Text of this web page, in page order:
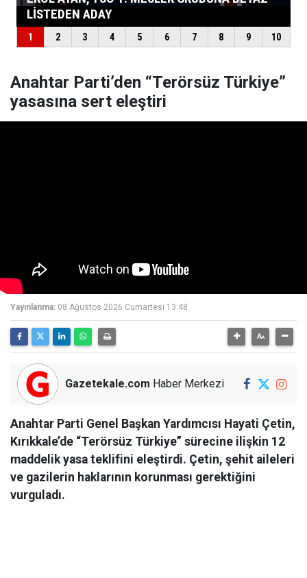
Anahtar Parti’den “Terörsüz Türkiye”
yasasına sert eleştiri
Yayınlanma: 08 Ağustos 2026 Cumartesi 13:48
Gazetekale.com Haber Merkezi
Anahtar Parti Genel Başkan Yardımcısı Hayati Çetin,
Kırıkkale’de “Terörsüz Türkiye” sürecine ilişkin 12
maddelik yasa teklifini eleştirdi. Çetin, şehit aileleri
ve gazilerin haklarının korunması gerektiğini
vurguladı.